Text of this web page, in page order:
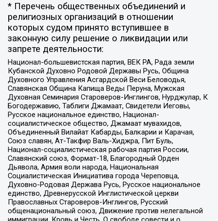
* Перечень общественных объединений и
религиозных организаций в отношении
которых судом принято вступившее в
законную силу решение о ликвидации или
запрете деятельности:
Национал-большевистская партия, ВЕК РА, Рада земли
Кубанской Духовно Родовой Державы Русь, Община
Духовного Управления Асгардской Веси Беловодья,
Славянская Община Капища Веды Перуна, Мужская
Духовная Семинария Староверов-Инглингов, Нурджулар, К
Богодержавию, Таблиги Джамаат, Свидетели Иеговы,
Русское национальное единство, Национал-
социалистическое общество, Джамаат мувахидов,
Объединенный Вилайат Кабарды, Балкарии и Карачая,
Союз славян, Ат-Такфир Валь-Хиджра, Пит Буль,
Национал-социалистическая рабочая партия России,
Славянский союз, Формат-18, Благородный Орден
Дьявола, Армия воли народа, Национальная
Социалистическая Инициатива города Череповца,
Духовно-Родовая Держава Русь, Русское национальное
единство, Древнерусской Инглистической церкви
Православных Староверов-Инглингов, Русский
общенациональный союз, Движение против нелегальной